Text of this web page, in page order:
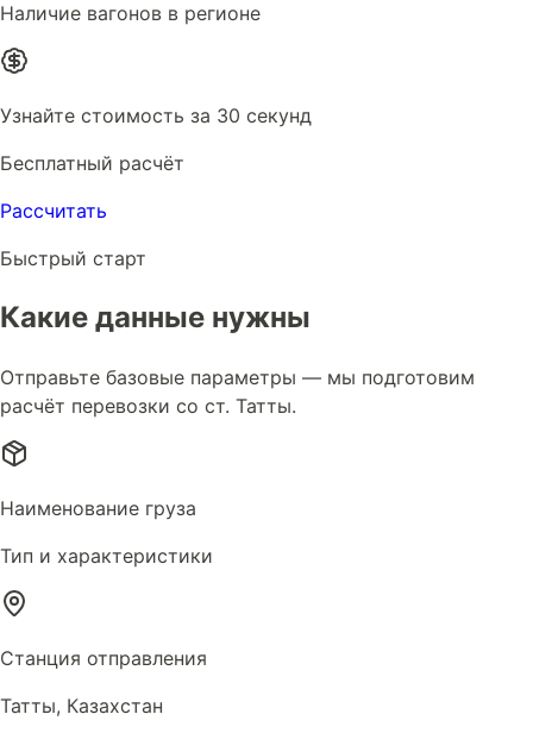
Наличие вагонов в регионе
Узнайте стоимость за 30 секунд
Бесплатный расчёт
Рассчитать
Быстрый старт
Какие данные нужны
Отправьте базовые параметры — мы подготовим
расчёт перевозки со ст. Татты.
Наименование груза
Тип и характеристики
Станция отправления
Татты, Казахстан